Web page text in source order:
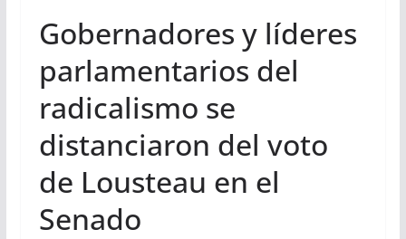
Gobernadores y líderes
parlamentarios del
radicalismo se
distanciaron del voto
de Lousteau en el
Senado